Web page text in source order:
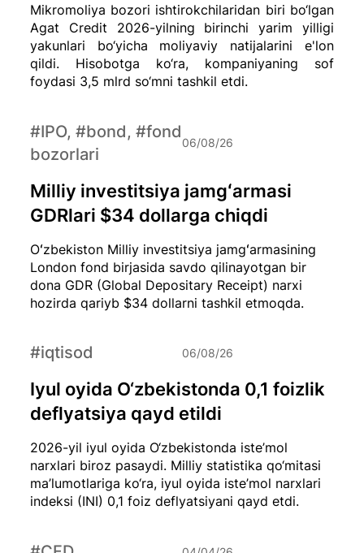
Mikromoliya bozori ishtirokchilaridan biri bo‘lgan
Agat Credit 2026-yilning birinchi yarim yilligi
yakunlari bo‘yicha moliyaviy natijalarini e'lon
qildi. Hisobotga ko‘ra, kompaniyaning sof
foydasi 3,5 mlrd so‘mni tashkil etdi.
Oʻzbekiston Milliy investitsiya jamgʻarmasining
London fond birjasida savdo qilinayotgan bir
dona GDR (Global Depositary Receipt) narxi
hozirda qariyb $34 dollarni tashkil etmoqda.
Milliy investitsiya jamgʻarmasi
GDRlari $34 dollarga chiqdi
#IPO, #bond, #fond
bozorlari
06/08/26
2026-yil iyul oyida O‘zbekistonda iste’mol
narxlari biroz pasaydi. Milliy statistika qo‘mitasi
ma’lumotlariga ko‘ra, iyul oyida iste’mol narxlari
indeksi (INI) 0,1 foiz deflyatsiyani qayd etdi.
Iyul oyida O‘zbekistonda 0,1 foizlik
deflyatsiya qayd etildi
#iqtisod 06/08/26